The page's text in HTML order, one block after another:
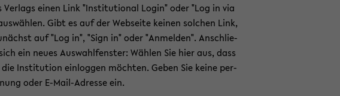
Ver­lags einen Link "In­sti­tu­tio­nal Login" oder "Log in via
Gibt es auf der Web­sei­te kei­nen sol­chen Link,
auf "Log in", "Sign in" oder "An­mel­den". An­schlie­
ein neues Aus­wahl­fens­ter: Wäh­len Sie hier aus, dass
die In­sti­tu­ti­on ein­log­gen möch­ten. Geben Sie keine per­
oder E-​Mail-Adresse ein.